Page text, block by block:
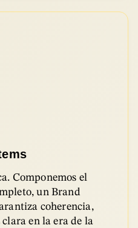
Componemos el
un Brand
coherencia,
en la era de la